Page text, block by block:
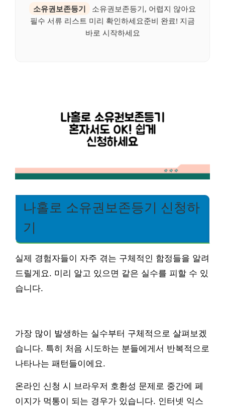
소유권보존등기
소유권보존등기, 어렵지 않아요
필수 서류 리스트 미리 확인하세요준비 완료! 지금
바로 시작하세요
나홀로 소유권보존등기 신청하
기
실제 경험자들이 자주 겪는 구체적인 함정들을 알려
드릴게요. 미리 알고 있으면 같은 실수를 피할 수 있
습니다.
가장 많이 발생하는 실수부터 구체적으로 살펴보겠
습니다. 특히 처음 시도하는 분들에게서 반복적으로
나타나는 패턴들이에요.
온라인 신청 시 브라우저 호환성 문제로 중간에 페
이지가 먹통이 되는 경우가 있습니다. 인터넷 익스